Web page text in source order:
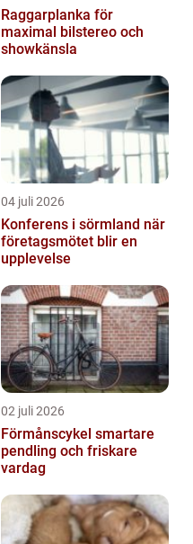
Raggarplanka för
maximal bilstereo och
showkänsla
04 juli 2026
Konferens i sörmland när
företagsmötet blir en
upplevelse
02 juli 2026
Förmånscykel smartare
pendling och friskare
vardag